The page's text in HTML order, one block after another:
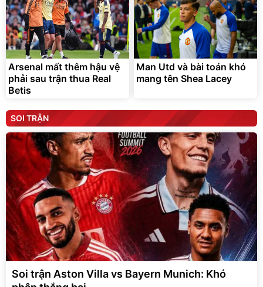
Arsenal mất thêm hậu vệ
phải sau trận thua Real
Betis
Man Utd và bài toán khó
mang tên Shea Lacey
SOI TRẬN
Soi trận Aston Villa vs Bayern Munich: Khó